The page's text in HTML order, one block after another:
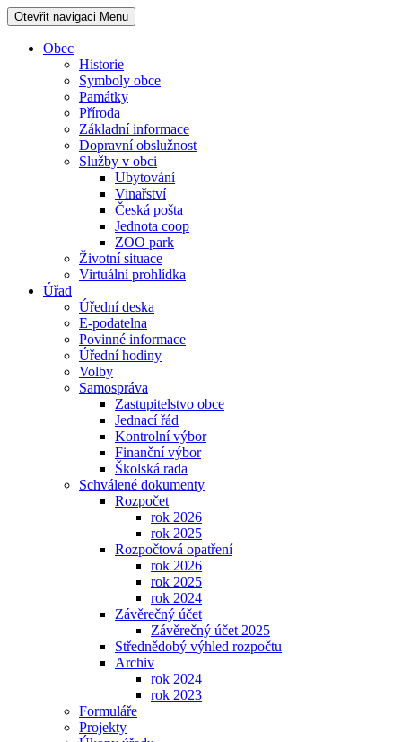
Otevřit navigaci Menu
Obec
Historie
Symboly obce
Památky
Příroda
Základní informace
Dopravní obslužnost
Služby v obci
Ubytování
Vinařství
Česká pošta
Jednota coop
ZOO park
Životní situace
Virtuální prohlídka
Úřad
Úřední deska
E-podatelna
Povinné informace
Úřední hodiny
Volby
Samospráva
Zastupitelstvo obce
Jednací řád
Kontrolní výbor
Finanční výbor
Školská rada
Schválené dokumenty
Rozpočet
rok 2026
rok 2025
Rozpočtová opatření
rok 2026
rok 2025
rok 2024
Závěrečný účet
Závěrečný účet 2025
Střednědobý výhled rozpočtu
Archiv
rok 2024
rok 2023
Formuláře
Projekty